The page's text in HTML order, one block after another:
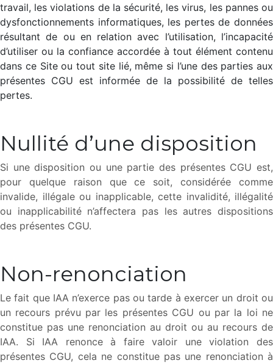
travail, les violations de la sécurité, les virus, les pannes ou
dysfonctionnements informatiques, les pertes de données
résultant de ou en relation avec l’utilisation, l’incapacité
d’utiliser ou la confiance accordée à tout élément contenu
dans ce Site ou tout site lié, même si l’une des parties aux
présentes CGU est informée de la possibilité de telles
pertes.
Nullité d’une disposition​
Si une disposition ou une partie des présentes CGU est,
pour quelque raison que ce soit, considérée comme
invalide, illégale ou inapplicable, cette invalidité, illégalité
ou inapplicabilité n’affectera pas les autres dispositions
des présentes CGU.
Non-renonciation​
Le fait que IAA n’exerce pas ou tarde à exercer un droit ou
un recours prévu par les présentes CGU ou par la loi ne
constitue pas une renonciation au droit ou au recours de
IAA. Si IAA renonce à faire valoir une violation des
présentes CGU, cela ne constitue pas une renonciation à